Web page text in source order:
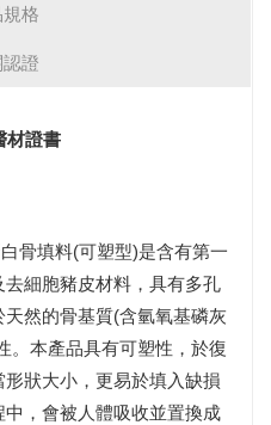
格
證
材證書
骨填料(可塑型)是含有第一
細胞豬皮材料，具有多孔
然的骨基質(含氫氧基磷灰
。本產品具有可塑性，於復
狀大小，更易於填入缺損
，會被人體吸收並置換成